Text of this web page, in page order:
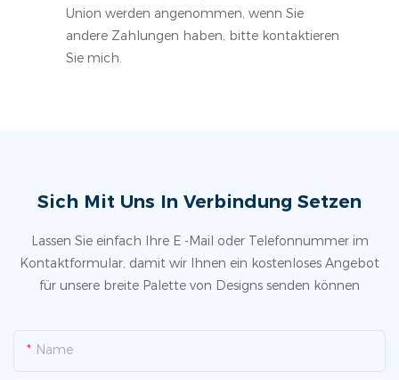
Union werden angenommen, wenn Sie
andere Zahlungen haben, bitte kontaktieren
Sie mich.
Sich Mit Uns In Verbindung Setzen
Lassen Sie einfach Ihre E -Mail oder Telefonnummer im
Kontaktformular, damit wir Ihnen ein kostenloses Angebot
für unsere breite Palette von Designs senden können
Name